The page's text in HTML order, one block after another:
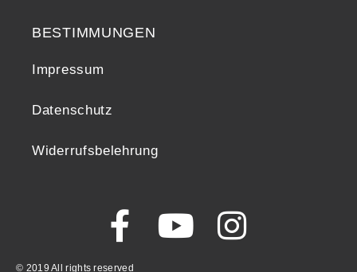
BESTIMMUNGEN
Impressum
Datenschutz
Widerrufsbelehrung
© 2019 All rights reserved